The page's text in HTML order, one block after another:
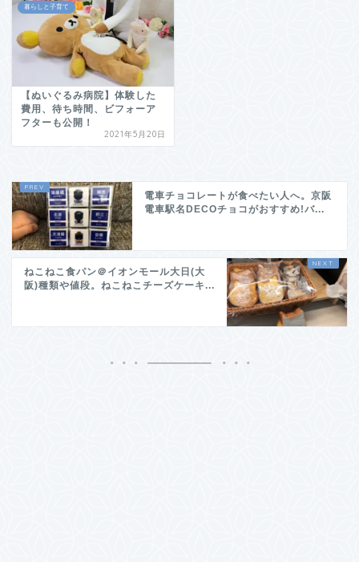
暮らしと子育て
【ぬいぐるみ病院】体験した
費用、待ち時間、ビフォーア
フターも公開！
2021年5月20日
電車チョコレートが食べたい人へ。京阪
電車駅名DECOチョコがおすすめ!バ...
ねこねこ食パン＠イオンモール大日(大
阪)種類や値段。ねこねこチーズケーキ...